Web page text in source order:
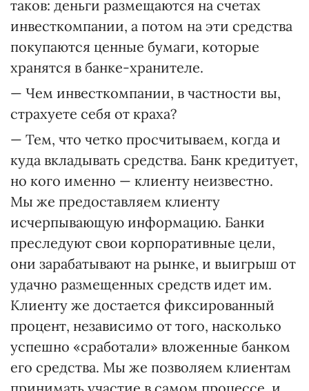
таков: деньги размещаются на счетах
инвесткомпании, а потом на эти средства
покупаются ценные бумаги, которые
хранятся в банке-хранителе.
— Чем инвесткомпании, в частности вы,
страхуете себя от краха?
— Тем, что четко просчитываем, когда и
куда вкладывать средства. Банк кредитует,
но кого именно — клиенту неизвестно.
Мы же предоставляем клиенту
исчерпывающую информацию. Банки
преследуют свои корпоративные цели,
они зарабатывают на рынке, и выигрыш от
удачно размещенных средств идет им.
Клиенту же достается фиксированный
процент, независимо от того, насколько
успешно «сработали» вложенные банком
его средства. Мы же позволяем клиентам